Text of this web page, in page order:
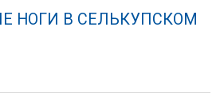
НОГИ В СЕЛЬКУПСКОМ